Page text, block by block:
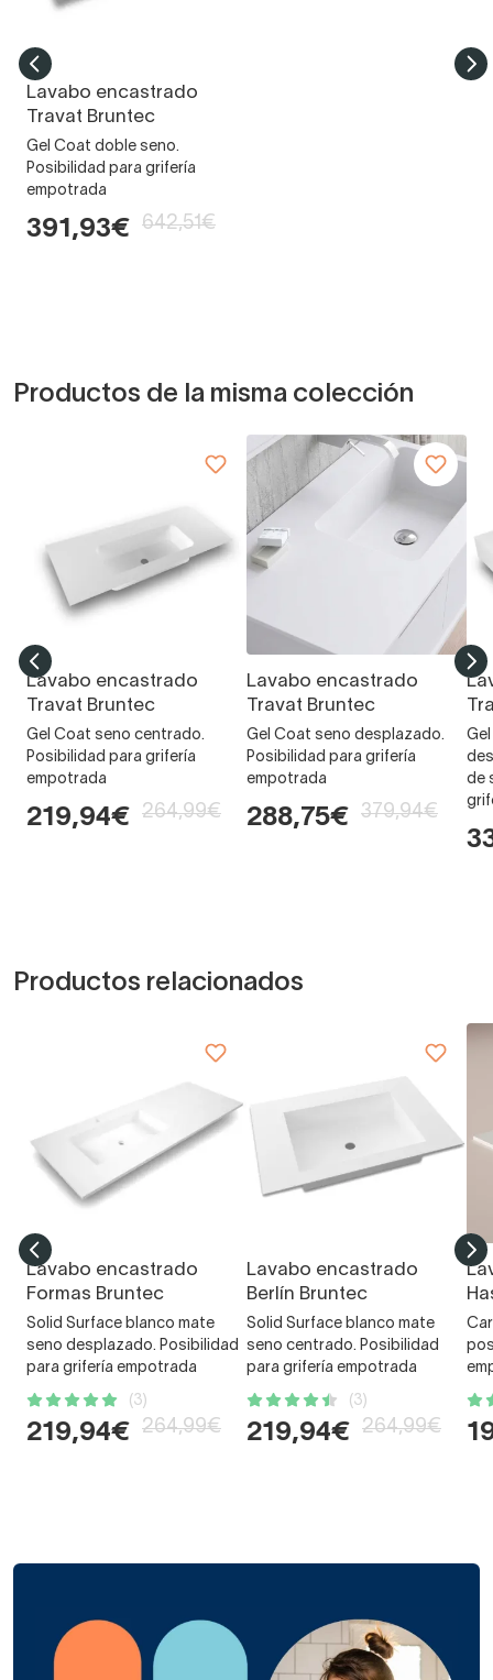
Lavabo encastrado
Travat Bruntec
Gel Coat doble seno.
Posibilidad para grifería
empotrada
391,93€ 642,51€
Productos de la misma colección
Lavabo encastrado
Travat Bruntec
Gel Coat seno centrado.
Posibilidad para grifería
empotrada
219,94€ 264,99€
Lavabo encastrado
Travat Bruntec
Gel Coat seno desplazado.
Posibilidad para grifería
empotrada
288,75€ 379,94€
de
Productos relacionados
Lavabo encastrado
Formas Bruntec
Solid Surface blanco mate
seno desplazado. Posibilidad
para grifería empotrada
(3)
219,94€ 264,99€
Lavabo encastrado
Berlín Bruntec
Solid Surface blanco mate
seno centrado. Posibilidad
para grifería empotrada
(3)
219,94€ 264,99€